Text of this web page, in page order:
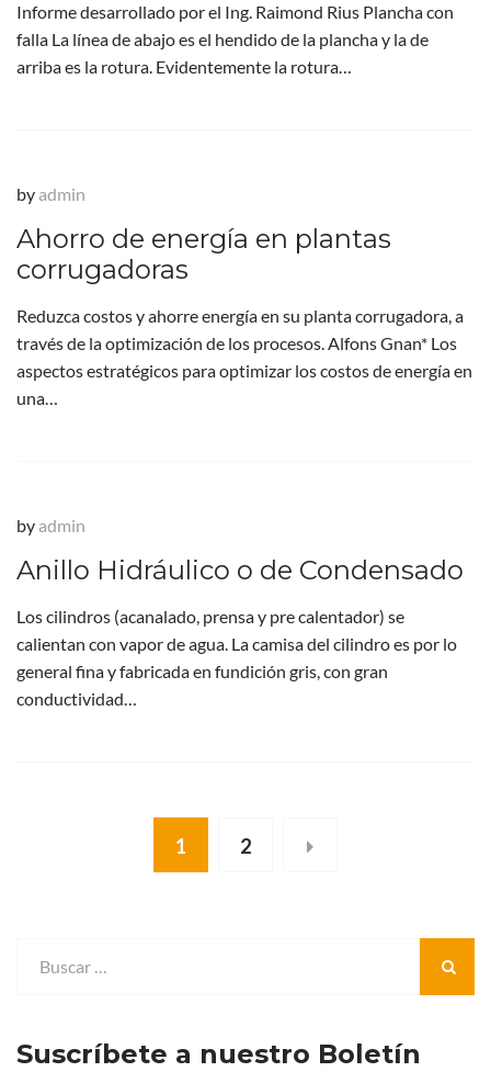
Informe desarrollado por el Ing. Raimond Rius Plancha con
falla La línea de abajo es el hendido de la plancha y la de
arriba es la rotura. Evidentemente la rotura…
by admin
Ahorro de energía en plantas
corrugadoras
Reduzca costos y ahorre energía en su planta corrugadora, a
través de la optimización de los procesos. Alfons Gnan* Los
aspectos estratégicos para optimizar los costos de energía en
una…
by admin
Anillo Hidráulico o de Condensado
Los cilindros (acanalado, prensa y pre calentador) se
calientan con vapor de agua. La camisa del cilindro es por lo
general fina y fabricada en fundición gris, con gran
conductividad…
1 2
Suscríbete a nuestro Boletín